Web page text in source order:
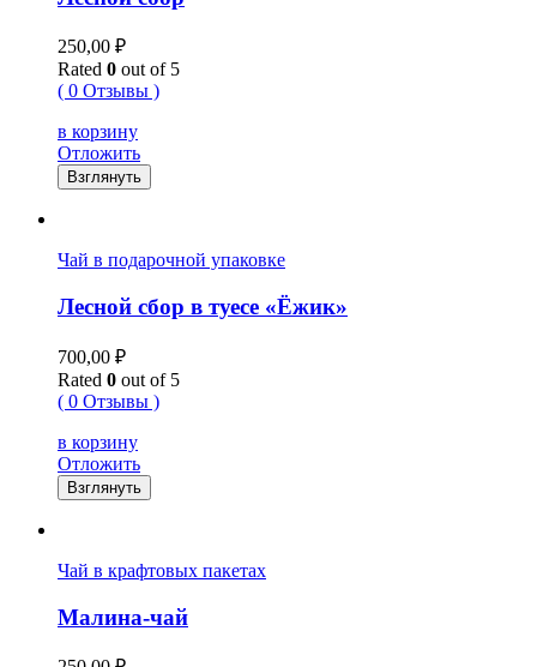
250,00 ₽
Rated 0 out of 5
( 0 Отзывы )
в корзину
Отложить
Взглянуть
Чай в подарочной упаковке
Лесной сбор в туесе «Ёжик»
700,00 ₽
Rated 0 out of 5
( 0 Отзывы )
в корзину
Отложить
Взглянуть
Чай в крафтовых пакетах
Малина-чай